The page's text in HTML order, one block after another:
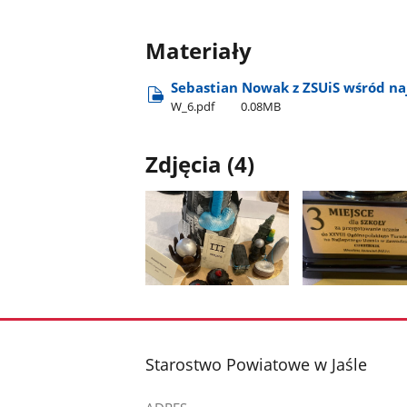
Materiały
Sebastian Nowak z ZSUiS wśród
W​_6.pdf 0.08MB
Zdjęcia (4)
galerii.
galerii.
stopka
Starostwo Powiatowe w Jaśle